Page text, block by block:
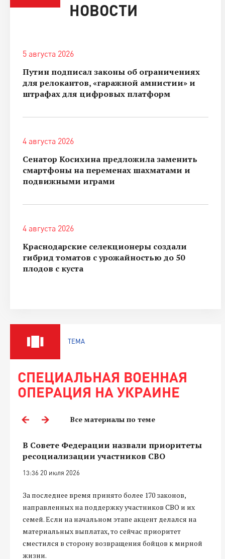
НОВОСТИ
5 августа 2026
Путин подписал законы об ограничениях
для релокантов, «гаражной амнистии» и
штрафах для цифровых платформ
4 августа 2026
Сенатор Косихина предложила заменить
смартфоны на переменах шахматами и
подвижными играми
4 августа 2026
Краснодарские селекционеры создали
гибрид томатов с урожайностью до 50
плодов с куста
ТЕМА
СПЕЦИАЛЬНАЯ ВОЕННАЯ
ОПЕРАЦИЯ НА УКРАИНЕ
Все материалы по теме
В Совете Федерации назвали приоритеты
ресоциализации участников СВО
13:36 20 июля 2026
За последнее время принято более 170 законов,
направленных на поддержку участников СВО и их
семей. Если на начальном этапе акцент делался на
материальных выплатах, то сейчас приоритет
сместился в сторону возвращения бойцов к мирной
жизни.